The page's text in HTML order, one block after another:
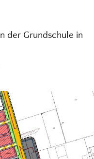
der Grundschule in